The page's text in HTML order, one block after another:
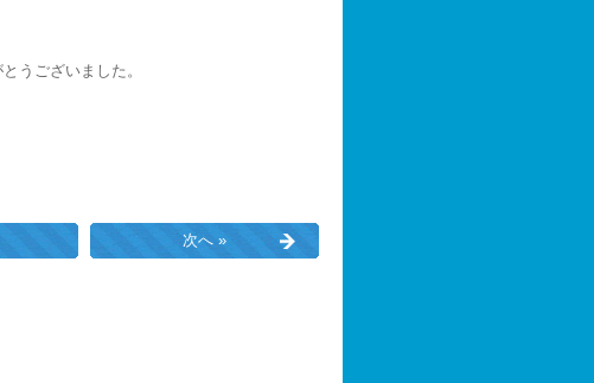
うございました。
次へ »